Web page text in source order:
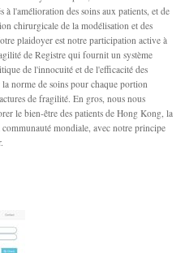
à l'amélioration des soins aux patients, et de
chirurgicale de la modélisation et des
plaidoyer est notre participation active à
de Registre qui fournit un système
de l'innocuité et de l'efficacité des
norme de soins pour chaque portion
de fragilité. En gros, nous nous
le bien-être des patients de Hong Kong, la
mondiale, avec notre principe